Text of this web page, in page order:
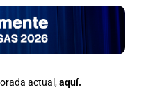
actual,aquí.